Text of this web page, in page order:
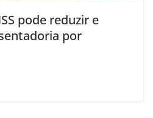
pode reduzir e
por